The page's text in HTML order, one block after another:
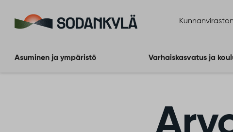
Asuminen ja ympäristö Varhaiskasvatus ja